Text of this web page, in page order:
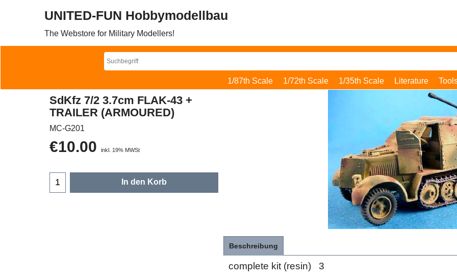
UNITED-FUN Hobbymodellbau
The Webstore for Military Modellers!
1/87th Scale 1/72th Scale 1/35th Scale Literature
SdKfz 7/2 3.7cm FLAK-43 +
TRAILER (ARMOURED)
MC-G201
€10.00 inkl. 19% MWSt
In den Korb
Beschreibung
complete kit (resin) 3